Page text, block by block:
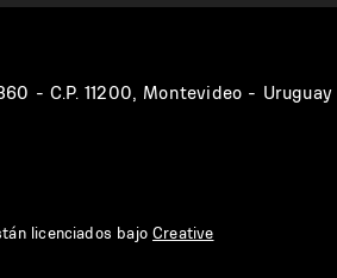
- C.P. 11200, Montevideo - Uruguay
licenciados bajoCreative